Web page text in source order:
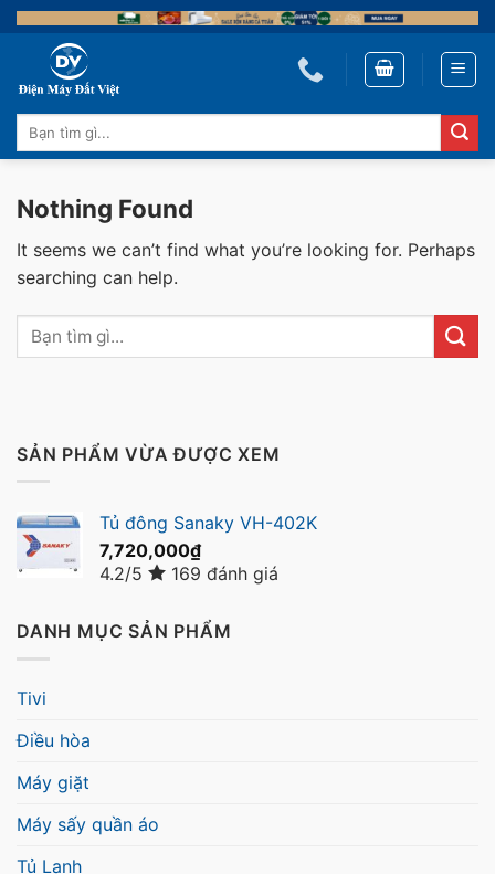
Skip
to
content
Tìm
kiếm:
Nothing Found
It seems we can’t find what you’re looking for. Perhaps
searching can help.
SẢN PHẨM VỪA ĐƯỢC XEM
Tủ đông Sanaky VH-402K
7,720,000₫
4.2/5
169 đánh giá
DANH MỤC SẢN PHẨM
Tivi
Điều hòa
Máy giặt
Máy sấy quần áo
Tủ Lạnh